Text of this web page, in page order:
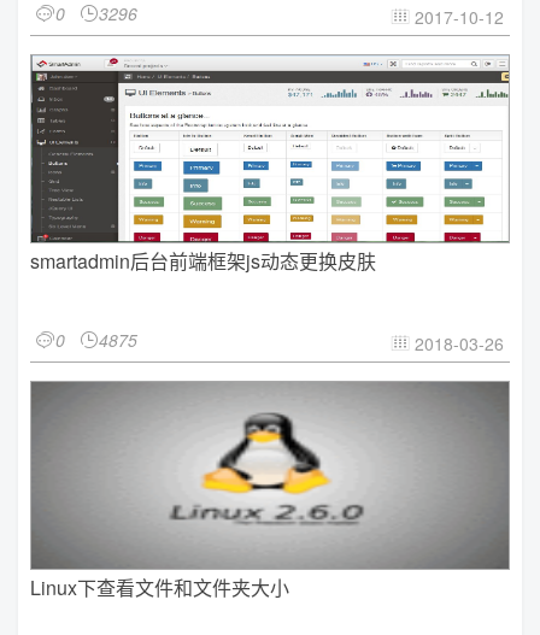
0 3296  2017-10-12
smartadmin后台前端框架js动态更换皮肤
0 4875  2018-03-26
Linux下查看文件和文件夹大小